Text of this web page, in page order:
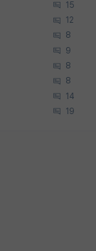
15
12
8
9
8
8
14
19